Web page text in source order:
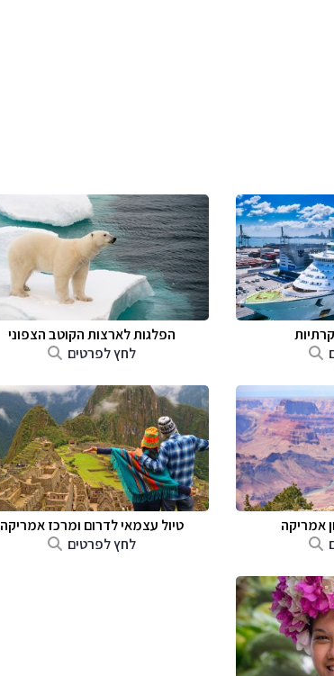
הפלגות לארצות הקוטב הצפוני
לחץ לפרטים
אמריקה
טיול עצמאי לדרום ומרכז אמריקה
לחץ לפרטים